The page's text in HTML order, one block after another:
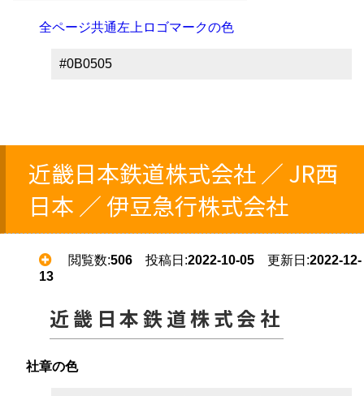
全ページ共通左上ロゴマークの色
#0B0505
近畿日本鉄道株式会社 ／ JR西
日本 ／ 伊豆急行株式会社
閲覧数:506 投稿日:2022-10-05 更新日:2022-12-
13
近畿日本鉄道株式会社
社章の色